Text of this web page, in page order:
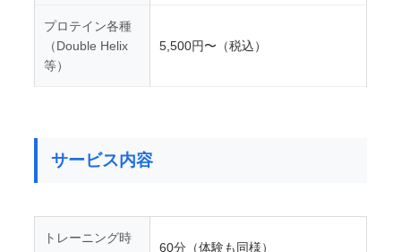
プロテイン各種
（Double Helix
等）
5,500円〜（税込）
サービス内容
トレーニング時
60分（体験も同様）